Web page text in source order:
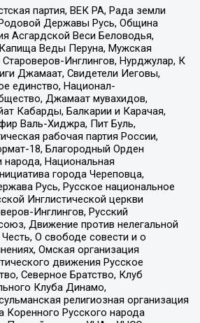
партия, ВЕК РА, Рада земли
Державы Русь, Община
Асгардской Веси Беловодья,
Веды Перуна, Мужская
Инглингов, Нурджулар, К
Джамаат, Свидетели Иеговы,
единство, Национал-
Джамаат мувахидов,
Кабарды, Балкарии и Карачая,
Валь-Хиджра, Пит Буль,
рабочая партия России,
18, Благородный Орден
Национальная
города Череповца,
Русь, Русское национальное
Инглистической церкви
Инглингов, Русский
Движение против нелегальной
О свободе совести и о
Омская организация
движения Русское
Северное Братство, Клуб
Клуба Динамо,
религиозная организация
Коренного Русского народа